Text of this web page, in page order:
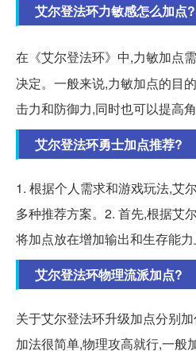
艾尔登法环力敏感怎么加点?
在《艾尔登法环》中,力敏加点
决定。一般来说,力敏加点的目
击力和防御力,同时也可以提高
艾尔登法环勇士加点推荐?
1. 根据个人需求和游戏玩法,艾
多种推荐方案。2. 首先,根据艾
将加点放在增加输出和生存能力
艾尔登法环物理流派加点?
关于艾尔登法环升级加点分别
加法很简单,物理攻高就行,一般